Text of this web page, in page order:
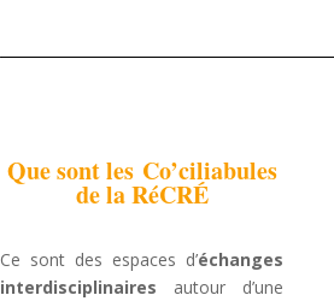
Que sont les Co’ciliabules
de la RéCRÉ
Ce sont des espaces d’échanges
interdisciplinaires autour d’une